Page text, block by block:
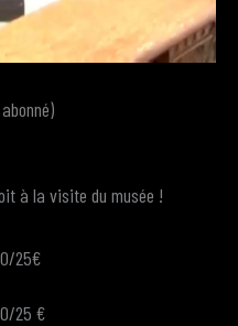
à la visite du musée !
25€
25 €